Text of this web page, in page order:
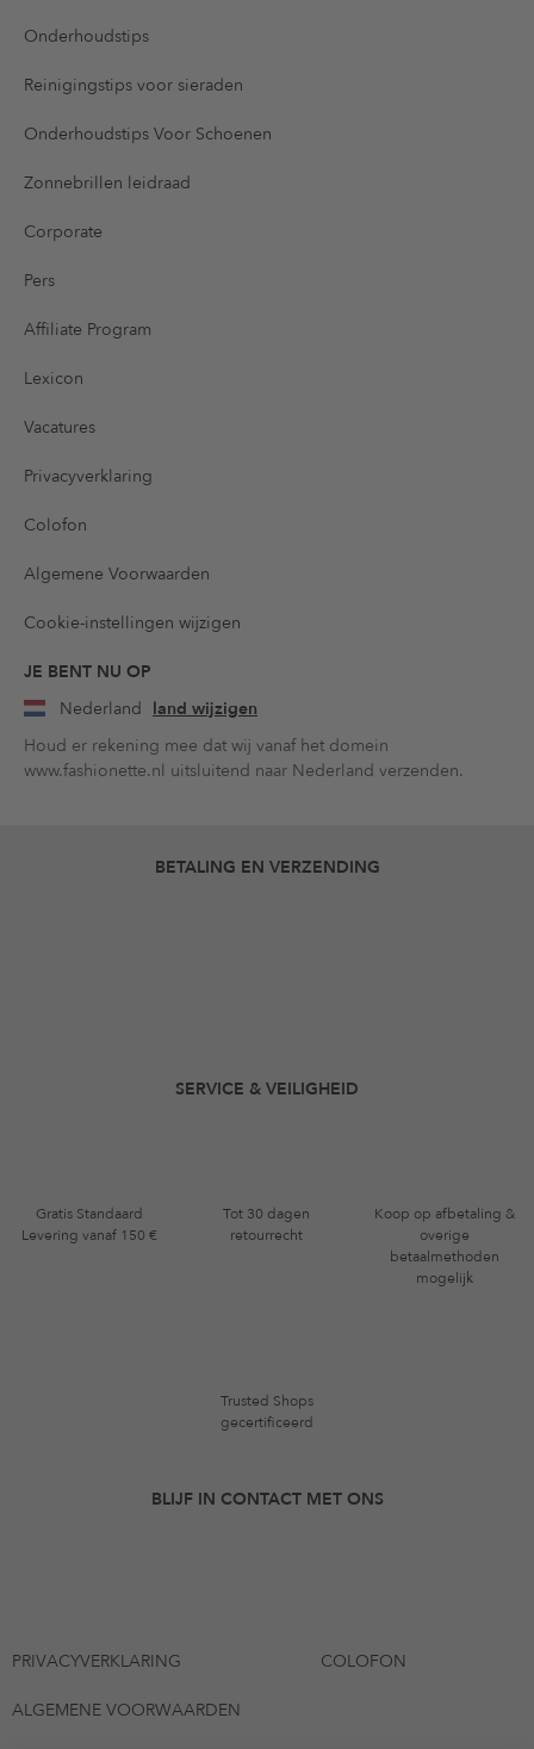
Onderhoudstips
Reinigingstips voor sieraden
Onderhoudstips Voor Schoenen
Zonnebrillen leidraad
Corporate
Pers
Affiliate Program
Lexicon
Vacatures
Privacyverklaring
Colofon
Algemene Voorwaarden
Cookie-instellingen wijzigen
JE BENT NU OP
Nederland land wijzigen
Houd er rekening mee dat wij vanaf het domein
www.fashionette.nl uitsluitend naar Nederland verzenden.
BETALING EN VERZENDING
SERVICE & VEILIGHEID
Gratis Standaard
Levering vanaf 150 €
Tot 30 dagen
retourrecht
Koop op afbetaling &
overige
betaalmethoden
mogelijk
Trusted Shops
gecertificeerd
BLIJF IN CONTACT MET ONS
PRIVACYVERKLARING COLOFON
ALGEMENE VOORWAARDEN